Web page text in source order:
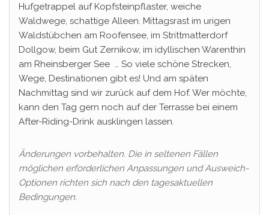
Hufgetrappel auf Kopfsteinpflaster, weiche
Waldwege, schattige Alleen. Mittagsrast im urigen
Waldstübchen am Roofensee, im Strittmatterdorf
Dollgow, beim Gut Zernikow, im idyllischen Warenthin
am Rheinsberger See … So viele schöne Strecken,
Wege, Destinationen gibt es! Und am späten
Nachmittag sind wir zurück auf dem Hof. Wer möchte,
kann den Tag gern noch auf der Terrasse bei einem
After-Riding-Drink ausklingen lassen.
Änderungen vorbehalten. Die in seltenen Fällen
möglichen erforderlichen Anpassungen und Ausweich-
Optionen richten sich nach den tagesaktuellen
Bedingungen.